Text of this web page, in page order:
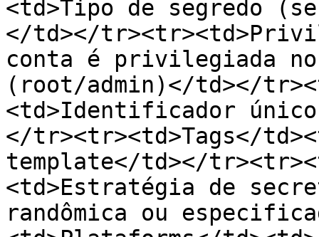
<td>Tipo de segredo
</td></
conta é privilegiada
(root/admin)</td></
<td>Identificador único
</tr><tr><td>Tags</
template</td></
<td>Estratégia de
randômica ou